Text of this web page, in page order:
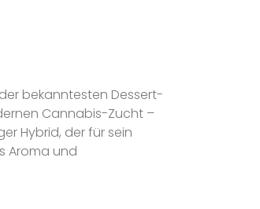
bekanntesten Dessert-
Cannabis-Zucht –
Hybrid, der für sein
Aroma und